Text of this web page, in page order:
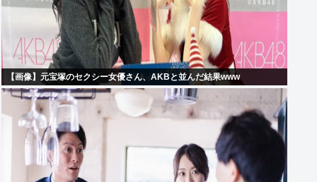
【画像】元宝塚のセクシー女優さん、AKBと並んだ結果www